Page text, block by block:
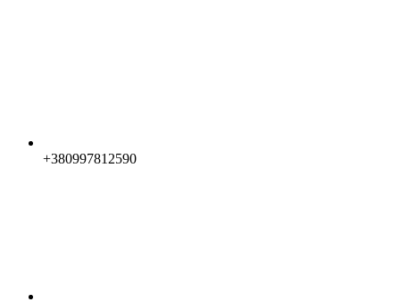
+380997812590